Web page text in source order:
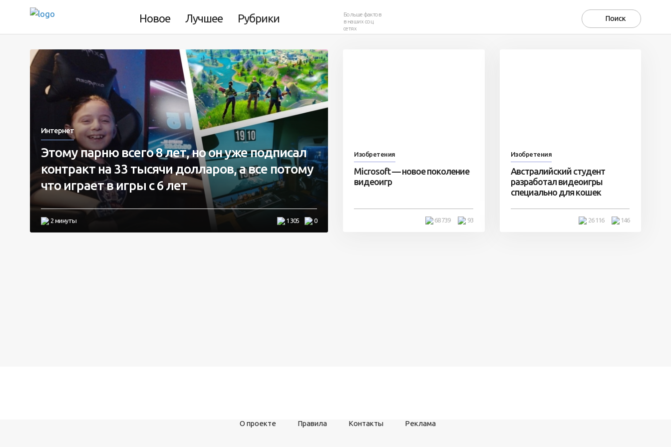
Новое Лучшее Рубрики
Больше фактов
в наших соц.
сетях
Интернет
Этому парню всего 8 лет, но он уже подписал
контракт на 33 тысячи долларов, а все потому
что играет в игры с 6 лет
2 минуты 0
1 305
Изобретения
Microsoft — новое поколение
видеоигр
93
68 739
Изобретения
Австралийский студент
разработал видеоигры
специально для кошек
146
26 116
О проекте Правила Контакты Реклама